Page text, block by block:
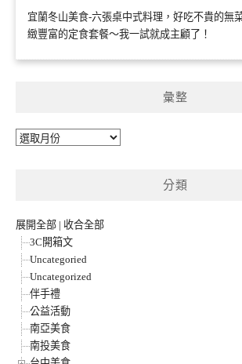
宜蘭冬山美食-六張桌中式料理，好吃不貴的無
緻豐富的定食套餐～我一試就成主顧了！
彙整
彙
分類
展開全部 | 收合全部
3C開箱文
Uncategoried
Uncategorized
伴手禮
公益活動
南亞美食
南投美食